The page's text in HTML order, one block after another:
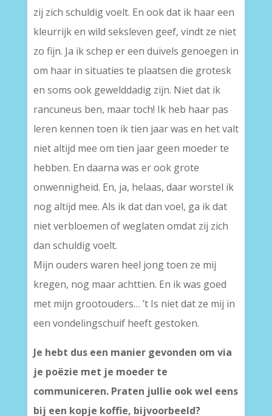
zij zich schuldig voelt. En ook dat ik haar een
kleurrijk en wild seksleven geef, vindt ze niet
zo fijn. Ja ik schep er een duivels genoegen in
om haar in situaties te plaatsen die grotesk
en soms ook gewelddadig zijn. Niet dat ik
rancuneus ben, maar toch! Ik heb haar pas
leren kennen toen ik tien jaar was en het valt
niet altijd mee om tien jaar geen moeder te
hebben. En daarna was er ook grote
onwennigheid. En, ja, helaas, daar worstel ik
nog altijd mee. Als ik dat dan voel, ga ik dat
niet verbloemen of weglaten omdat zij zich
dan schuldig voelt.
Mijn ouders waren heel jong toen ze mij
kregen, nog maar achttien. En ik was goed
met mijn grootouders… ’t Is niet dat ze mij in
een vondelingschuif heeft gestoken.
Je hebt dus een manier gevonden om via
je poëzie met je moeder te
communiceren. Praten jullie ook wel eens
bij een kopje koffie, bijvoorbeeld?